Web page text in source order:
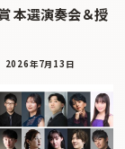
本選演奏会＆授
2026年7月13日